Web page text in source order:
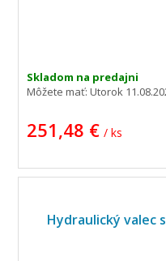
Skladom na predajni
Môžete mať:Utorok
251,48 € / ks
Hydraulický valec